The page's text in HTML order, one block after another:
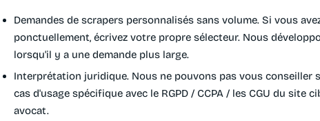
Demandes de scrapers personnalisés sans volume. Si vous
ponctuellement, écrivez votre propre sélecteur. Nous
lorsqu'il y a une demande plus large.
Interprétation juridique. Nous ne pouvons pas vous conseiller
cas d'usage spécifique avec le RGPD / CCPA / les CGU du site
avocat.